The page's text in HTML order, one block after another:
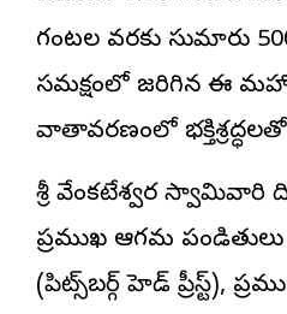
గంటల వరకు సుమారు
సమక్షంలో జరిగిన ఈ
వాతావరణంలో
శ్రీ వేంకటేశ్వర స్వామివారి
ప్రముఖ ఆగమ పండితులు
(పిట్స్‌బర్గ్ హెడ్ ప్రీస్ట్),